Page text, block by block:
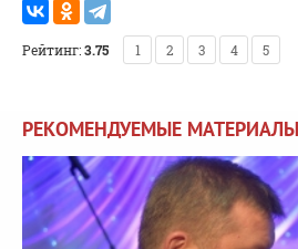
Рейтинг:3.75 1 2 3 4 5
РЕКОМЕНДУЕМЫЕ МАТЕРИАЛЫ